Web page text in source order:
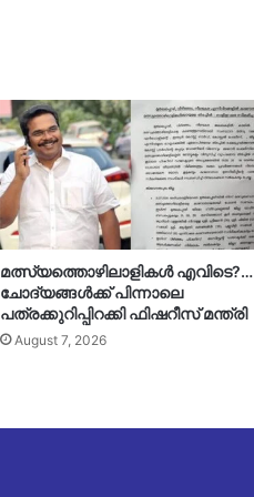
മത്സ്യത്തൊഴിലാളികൾ എവിടെ?…
ചോദ്യങ്ങൾക്ക് പിന്നാലെ
പത്രക്കുറിപ്പിറക്കി ഫിഷറീസ് മന്ത്രി
August 7, 2026